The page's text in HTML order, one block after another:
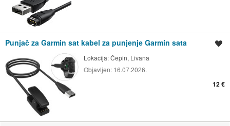
Punjač za Garmin sat kabel za punjenje Garmin sata
Lokacija:Čepin, Livana
Objavljen: 16.07.2026.
12 €